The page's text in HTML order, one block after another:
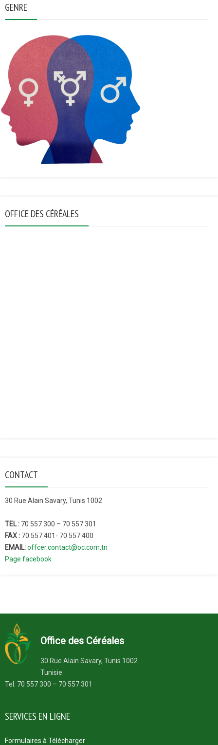
GENRE
OFFICE DES CÉRÉALES
CONTACT
30 Rue Alain Savary, Tunis 1002
TEL : 70 557 300 – 70 557 301
FAX : 70 557 401- 70 557 400
EMAIL:offcer.contact@oc.com.tn
Page facebook
Office des Céréales
30 Rue Alain Savary, Tunis 1002
Tunisie
Tel: 70 557 300 – 70 557 301
SERVICES EN LIGNE
Formulaires à Télécharger